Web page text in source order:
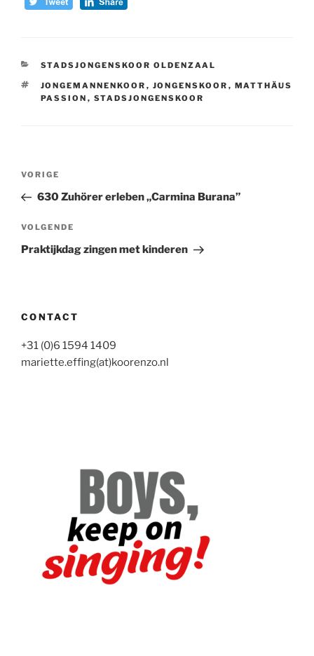
CATEGORIEËN
STADSJONGENSKOOR OLDENZAAL
TAGS
JONGEMANNENKOOR , JONGENSKOOR , MATTHÄUS
PASSION , STADSJONGENSKOOR
Bericht
Vorig
bericht
VORIGE
630 Zuhörer erleben „Carmina Burana”
Volgend
bericht
VOLGENDE
Praktijkdag zingen met kinderen
CONTACT
+31 (0)6 1594 1409
mariette.effing(at)koorenzo.nl